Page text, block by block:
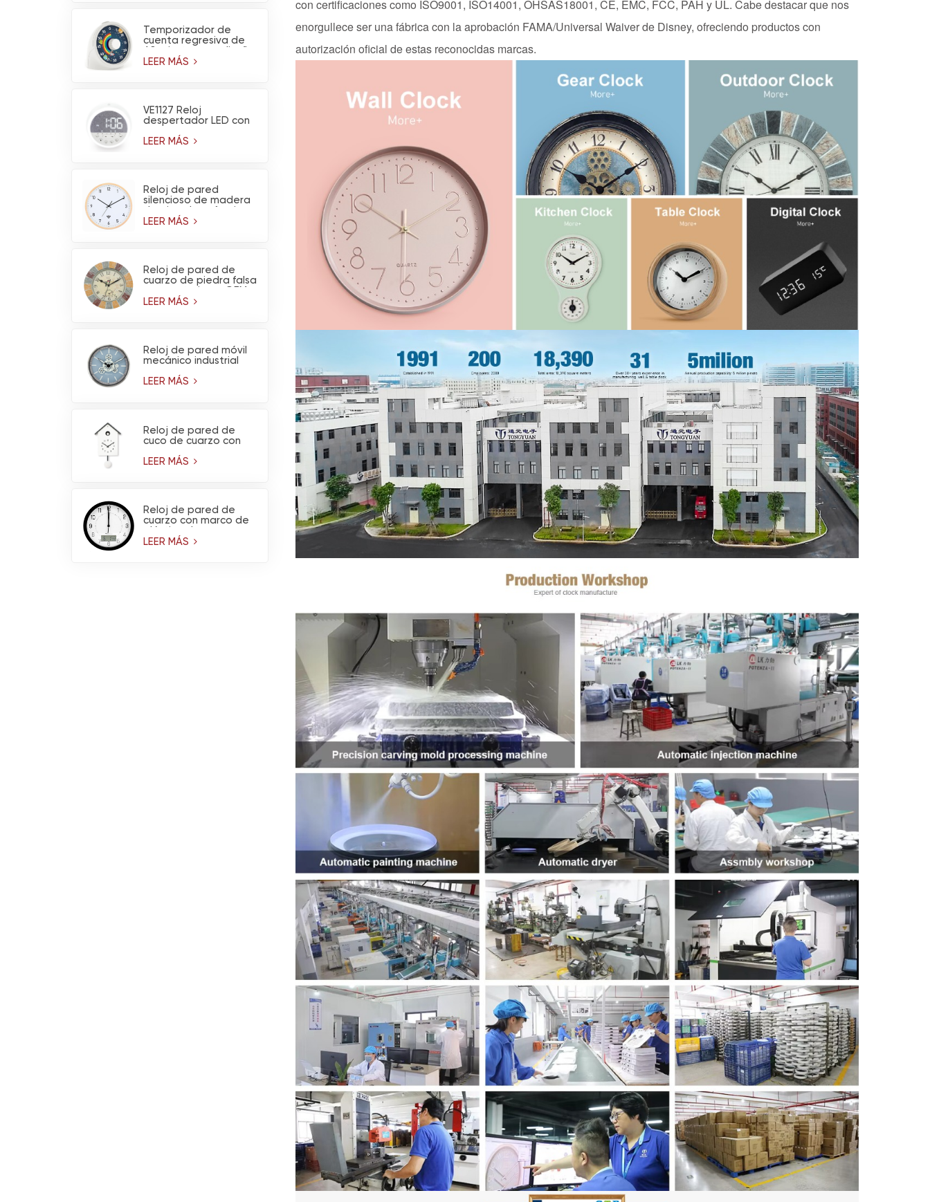
Temporizador de
cuenta regresiva de
de arcoíris y
LEER MÁS
VE1127 Reloj
despertador LED con
nocturna
LEER MÁS
Reloj de pared
silencioso de madera
con pilas y tiene
LEER MÁS
Reloj de pared de
cuarzo de piedra falsa
con termómetro -
LEER MÁS
Reloj de pared móvil
mecánico industrial
metal del diseño del
LEER MÁS
Reloj de pared de
cuco de cuarzo con
LEER MÁS
Reloj de pared de
cuarzo con marco de
higrómetro y
LEER MÁS
con certificaciones como ISO9001, ISO14001, OHSAS18001, CE, EMC, FCC, PAH y UL. Cabe destacar que nos
enorgullece ser una fábrica con la aprobación FAMA/Universal Waiver de Disney, ofreciendo productos con
autorización oficial de estas reconocidas marcas.